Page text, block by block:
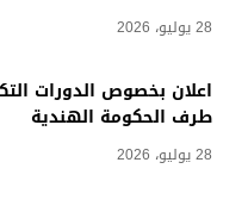
28 يوليو، 2026
اعلان بخصوص الدورات
طرف الحكومة الهندية
28 يوليو، 2026